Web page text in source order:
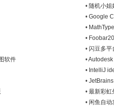
• 随机小姐
•Google
•
•
• 闪豆多平
软件 •
• IntelliJ
•
•最新彩虹
• 闲鱼自动